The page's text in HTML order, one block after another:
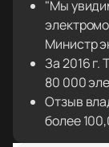
"Мы
Министр
За 2016 г.
80 000
Отзыв
более